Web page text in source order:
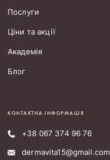
Послуги
Ціни та акції
Академія
Блог
КОНТАКТНА ІНФОРМАЦІЯ
+38 067 374 96 76
dermavita15@gmail.com